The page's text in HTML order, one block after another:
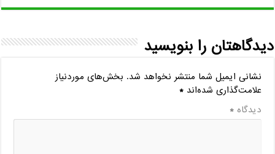
دیدگاهتان را بنویسید
نشانی ایمیل شما منتشر نخواهد شد. بخش‌های موردنیاز
علامت‌گذاری شده‌اند*
دیدگاه*